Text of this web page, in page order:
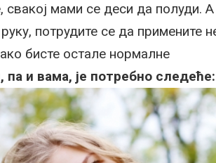
мами се деси да полуди.
потрудите се да примените
бисте остале нормалне
па и вама, је потребно следеће: